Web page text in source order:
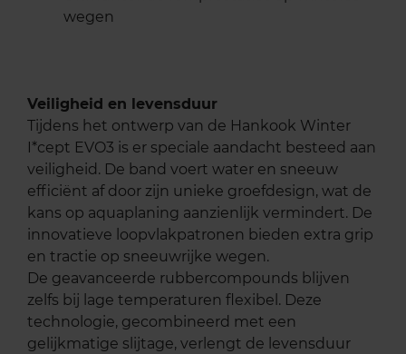
wegen
Veiligheid en levensduur
Tijdens het ontwerp van de Hankook Winter
I*cept EVO3 is er speciale aandacht besteed aan
veiligheid. De band voert water en sneeuw
efficiënt af door zijn unieke groefdesign, wat de
kans op aquaplaning aanzienlijk vermindert. De
innovatieve loopvlakpatronen bieden extra grip
en tractie op sneeuwrijke wegen.
De geavanceerde rubbercompounds blijven
zelfs bij lage temperaturen flexibel. Deze
technologie, gecombineerd met een
gelijkmatige slijtage, verlengt de levensduur